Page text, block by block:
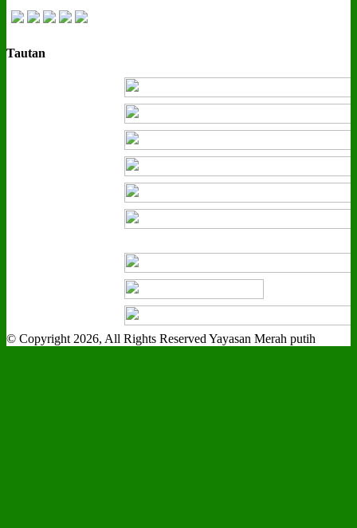
Tautan
© Copyright 2026, All Rights Reserved Yayasan Merah putih